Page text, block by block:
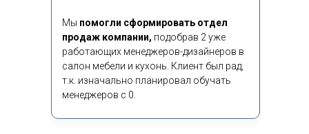
Мы помогли сформировать отдел
продаж компании, подобрав 2 уже
работающих менеджеров-дизайнеров в
салон мебели и кухонь. Клиент был рад,
т.к. изначально планировал обучать
менеджеров с 0.